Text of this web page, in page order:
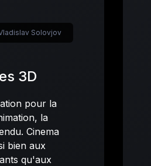
3D
pour la
la
Cinema
bien aux
qu'aux
Solovjov